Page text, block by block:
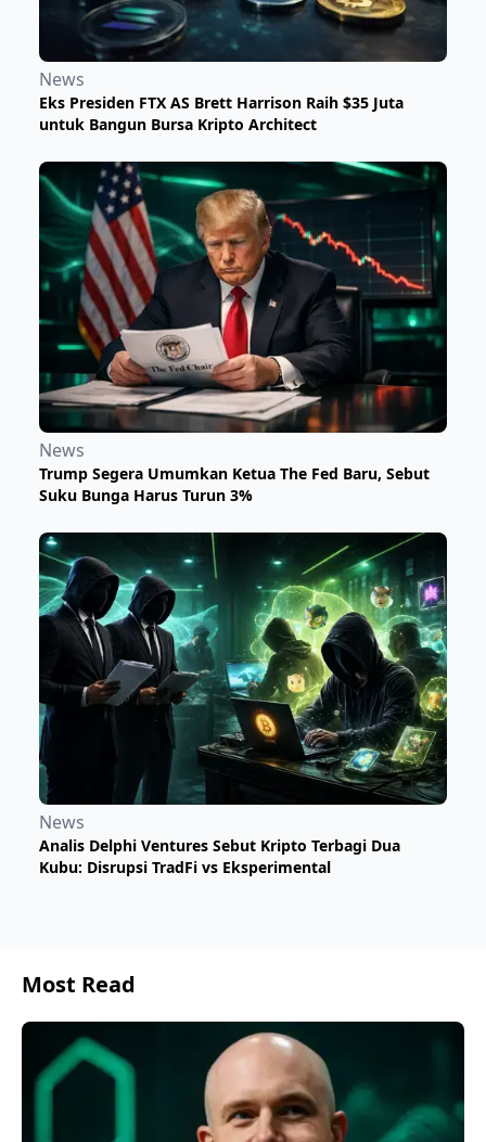
News
Eks Presiden FTX AS Brett Harrison Raih $35 Juta
untuk Bangun Bursa Kripto Architect
News
Trump Segera Umumkan Ketua The Fed Baru, Sebut
Suku Bunga Harus Turun 3%
News
Analis Delphi Ventures Sebut Kripto Terbagi Dua
Kubu: Disrupsi TradFi vs Eksperimental
Most Read